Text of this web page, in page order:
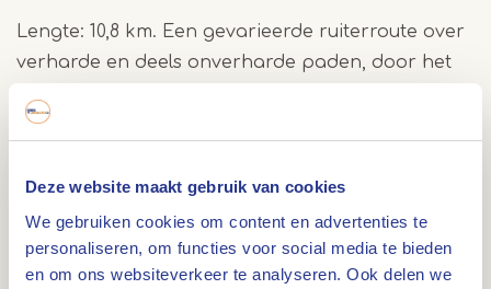
Deze website maakt gebruik van cookies
We gebruiken cookies om content en advertenties te
personaliseren, om functies voor social media te bieden
en om ons websiteverkeer te analyseren. Ook delen we
Lengte: 10,8 km. Een gevarieerde ruiterroute over
verharde en deels onverharde paden, door het
waardevolle natuurgebied de Banen.
landschap tussen Weert en Nederweert. Je rijdt
door de bossen van de Houtsberg en langs de
rand van de Banen en Sarsven, vennen met een
rijke geschiedenis van turfwinning en een unieke